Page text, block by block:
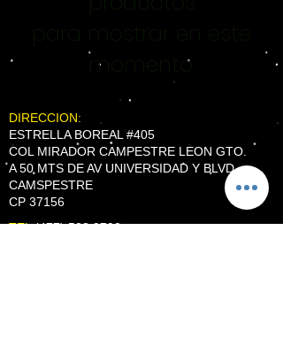
momento.
DIRECCION:
ESTRELLA BOREAL #405
COL MIRADOR CAMPESTRE LEON GTO.
A 50 MTS DE AV UNIVERSIDAD Y BLVD
CAMSPESTRE
CP 37156
TEL(477) 528 9790